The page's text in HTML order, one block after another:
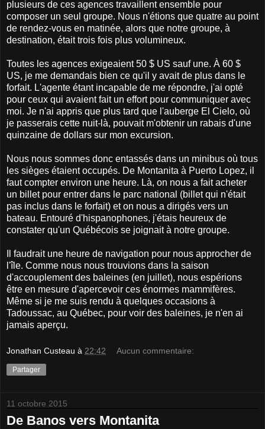
plusieurs de ces agences travaillent ensemble pour
composer un seul groupe. Nous n'étions que quatre au point
de rendez-vous en matinée, alors que notre groupe, à
destination, était trois fois plus volumineux.
Toutes les agences exigeaient 50 $ US sauf une. À 60 $
US, je me demandais bien ce qu'il y avait de plus dans le
forfait. L'agente étant incapable de me répondre, j'ai opté
pour ceux qui avaient fait un effort pour communiquer avec
moi. Je n'ai appris que plus tard que l'auberge El Cielo, où
je passerais cette nuit-là, pouvait m'obtenir un rabais d'une
quinzaine de dollars sur mon excursion.
Nous nous sommes donc entassés dans un minibus où tous
les sièges étaient occupés. De Montanita à Puerto Lopez, il
faut compter environ une heure. Là, on nous a fait acheter
un billet pour entrer dans le parc national (billet qui n'était
pas inclus dans le forfait) et on nous a dirigés vers un
bateau. Entouré d'hispanophones, j'étais heureux de
constater qu'un Québécois se joignait à notre groupe.
Il faudrait une heure de navigation pour nous approcher de
l'île. Comme nous nous trouvions dans la saison
d'accouplement des baleines (en juillet), nous espérions
être en mesure d'apercevoir ces énormes mammifères.
Même si je me suis rendu à quelques occasions à
Tadoussac, au Québec, pour voir des baleines, je n'en ai
jamais aperçu.
Jonathan Custeau à 22:42 Aucun commentaire:
Partager
11 octobre 2015
De Banos vers Montanita